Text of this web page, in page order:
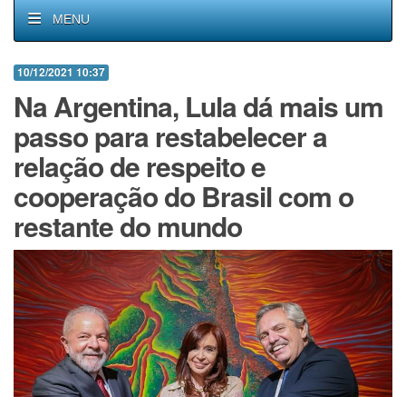
MENU
10/12/2021 10:37
Na Argentina, Lula dá mais um
passo para restabelecer a
relação de respeito e
cooperação do Brasil com o
restante do mundo